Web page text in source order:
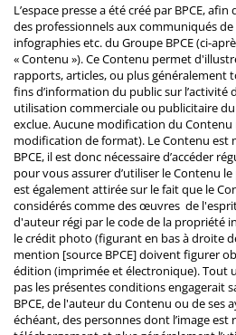
L’espace presse a été créé par BPCE,
des professionnels aux communiqués de
infographies etc. du Groupe BPCE (ci-
« Contenu »). Ce Contenu permet
rapports, articles, ou plus généralement
fins d’information du public sur l’activité
utilisation commerciale ou publicitaire
exclue. Aucune modification du Contenu
modification de format). Le Contenu est
BPCE, il est donc nécessaire d’accéder
pour vous assurer d’utiliser le Contenu
est également attirée sur le fait que le
considérés comme des œuvres de
d'auteur régi par le code de la propriété
le crédit photo (figurant en bas à droite
mention [source BPCE] doivent figurer
édition (imprimée et électronique). Tout
pas les présentes conditions engagerait
BPCE, de l'auteur du Contenu ou de ses
échéant, des personnes dont l’image